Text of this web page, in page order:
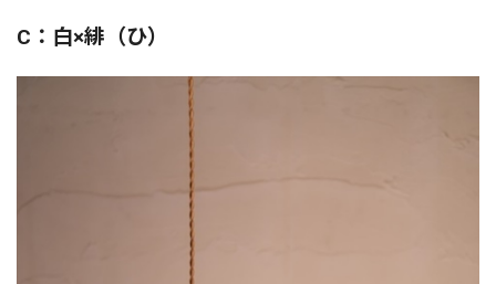
C：白×緋（ひ）